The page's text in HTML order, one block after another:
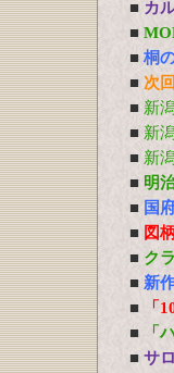
■ カ
■
■ 桐
■ 次
■ 新
■ 新
■ 新
■ 明
■ 国
■ 図
■ ク
■ 新
■
「
■
「
■ サ